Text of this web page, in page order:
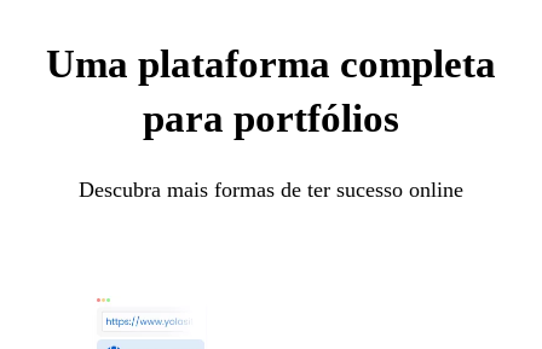
Uma plataforma completa
para portfólios
Descubra mais formas de ter sucesso online